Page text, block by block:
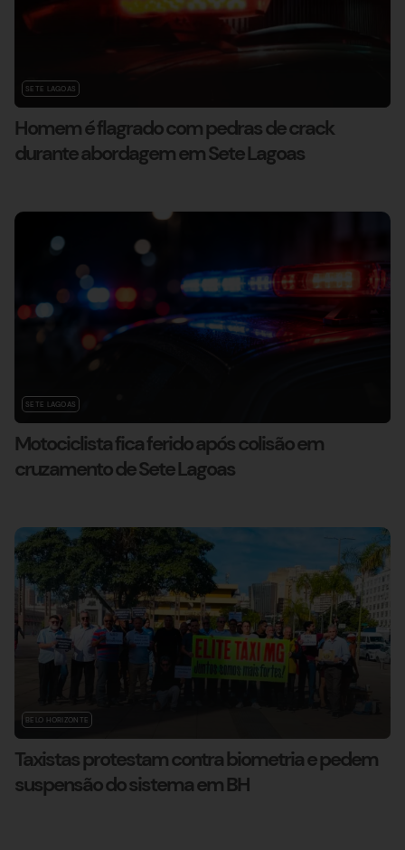
SETE LAGOAS
Homem é flagrado com pedras de crack
durante abordagem em Sete Lagoas
SETE LAGOAS
Motociclista fica ferido após colisão em
cruzamento de Sete Lagoas
BELO HORIZONTE
Taxistas protestam contra biometria e pedem
suspensão do sistema em BH